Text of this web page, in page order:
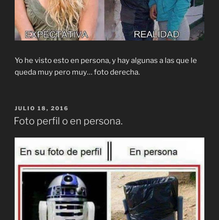
Yo he visto esto en persona, y hay algunas a las que le
queda muy pero muy… foto derecha.
PUBLICADO
EL
JULIO 18, 2016
Foto perfil o en persona.